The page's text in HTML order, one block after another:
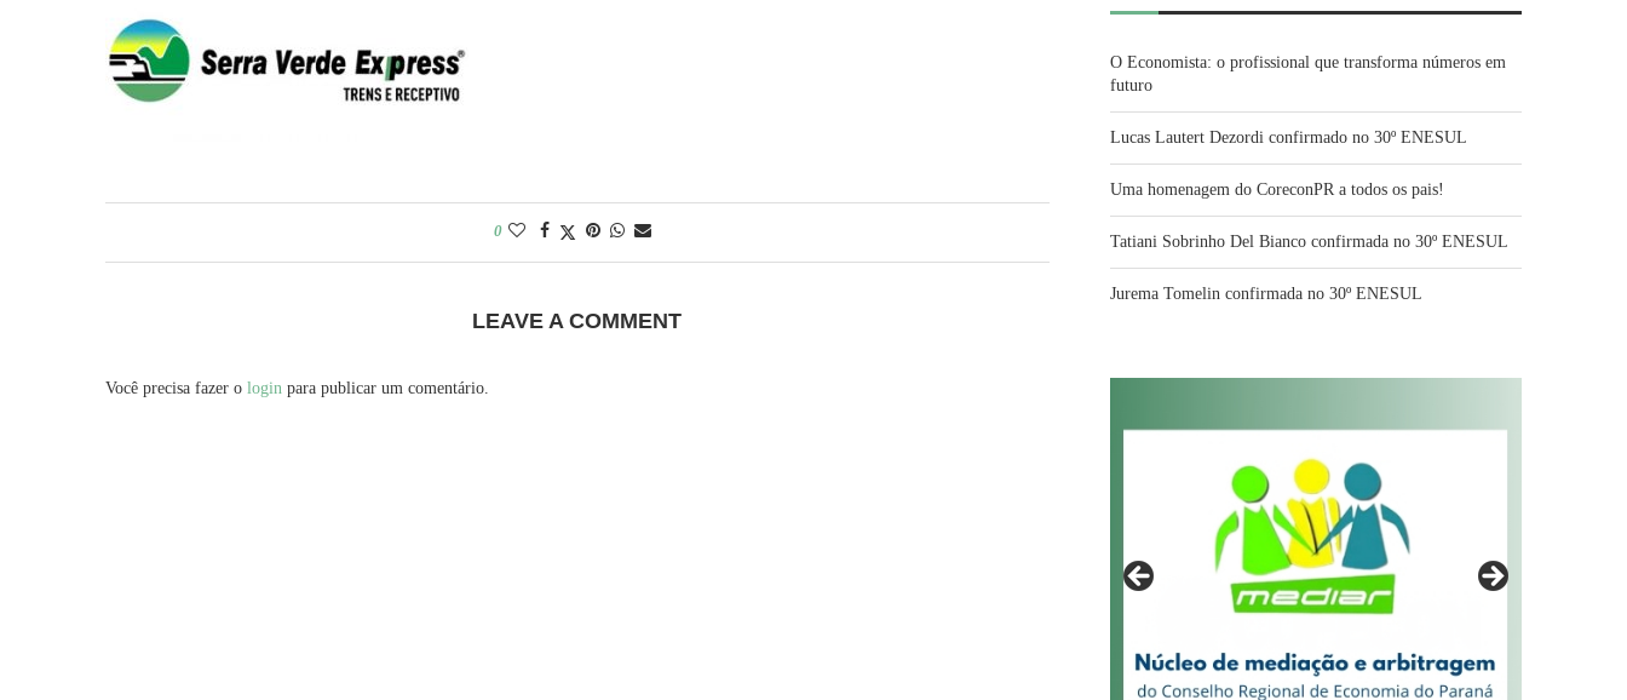
0
LEAVE A COMMENT
Você precisa fazer o login para publicar um comentário.
O Economista: o profissional que transforma números em
futuro
Lucas Lautert Dezordi confirmado no 30º ENESUL
Uma homenagem do CoreconPR a todos os pais!
Tatiani Sobrinho Del Bianco confirmada no 30º ENESUL
Jurema Tomelin confirmada no 30º ENESUL